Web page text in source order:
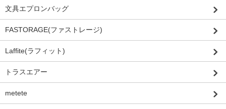
文具エプロンバッグ
FASTORAGE(ファストレージ)
Laffite(ラフィット)
トラスエアー
metete